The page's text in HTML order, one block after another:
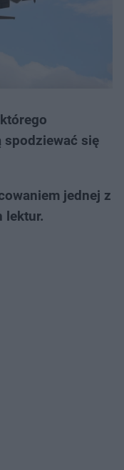
spodziewać się
jednej z
lektur.